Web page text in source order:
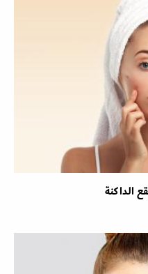
الداكنة